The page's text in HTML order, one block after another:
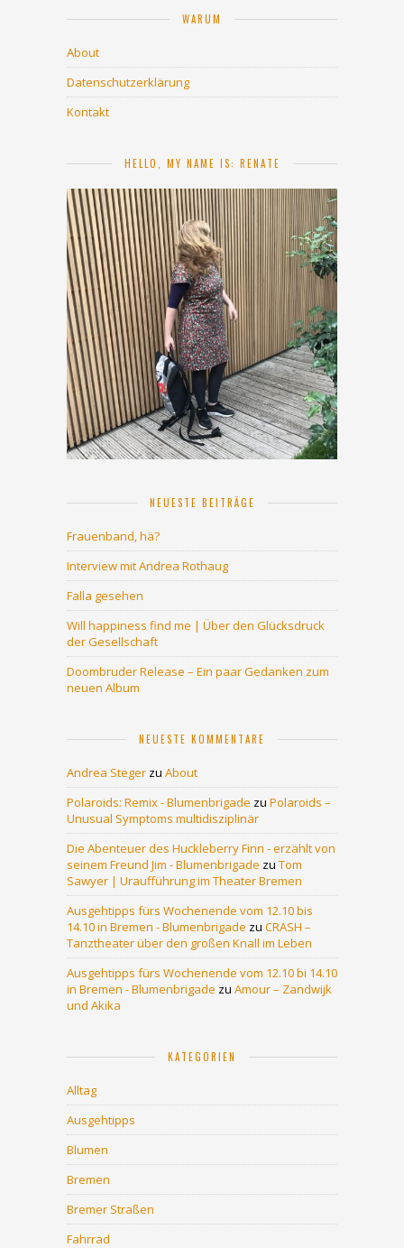
WARUM
About
Datenschutzerklärung
Kontakt
HELLO, MY NAME IS: RENATE
NEUESTE BEITRÄGE
Frauenband, hä?
Interview mit Andrea Rothaug
Falla gesehen
Will happiness find me | Über den Glücksdruck
der Gesellschaft
Doombruder Release – Ein paar Gedanken zum
neuen Album
NEUESTE KOMMENTARE
Andrea Steger zu About
Polaroids: Remix - Blumenbrigade zu Polaroids –
Unusual Symptoms multidisziplinär
Die Abenteuer des Huckleberry Finn - erzählt von
seinem Freund Jim - Blumenbrigade zu Tom
Sawyer | Uraufführung im Theater Bremen
Ausgehtipps fürs Wochenende vom 12.10 bis
14.10 in Bremen - Blumenbrigade zu CRASH –
Tanztheater über den großen Knall im Leben
Ausgehtipps fürs Wochenende vom 12.10 bi 14.10
in Bremen - Blumenbrigade zu Amour – Zandwijk
und Akika
KATEGORIEN
Alltag
Ausgehtipps
Blumen
Bremen
Bremer Straßen
Fahrrad